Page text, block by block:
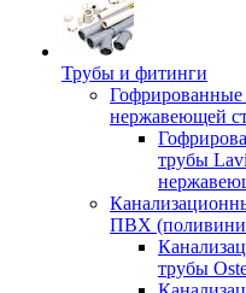
Трубы и фитинги
Гофрированные
нержавеющей
трубы
ПВХ
трубы